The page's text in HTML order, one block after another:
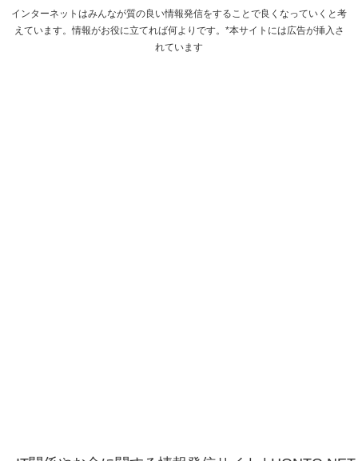
インターネットはみんなが質の良い情報発信をすることで良くなっていくと考
えています。情報がお役に立てれば何よりです。*本サイトには広告が挿入さ
れています